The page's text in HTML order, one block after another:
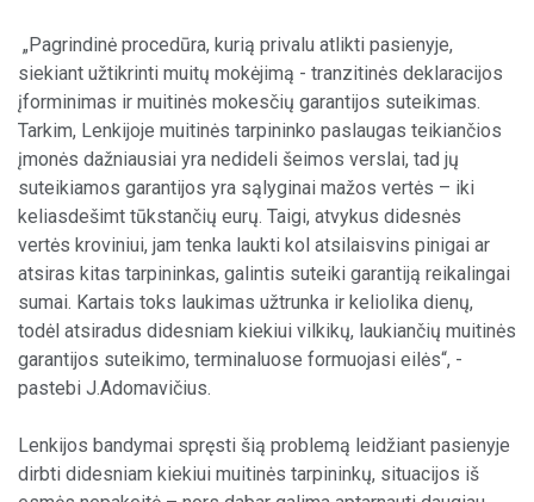
„Pagrindinė procedūra, kurią privalu atlikti pasienyje,
siekiant užtikrinti muitų mokėjimą - tranzitinės deklaracijos
įforminimas ir muitinės mokesčių garantijos suteikimas.
Tarkim, Lenkijoje muitinės tarpininko paslaugas teikiančios
įmonės dažniausiai yra nedideli šeimos verslai, tad jų
suteikiamos garantijos yra sąlyginai mažos vertės – iki
keliasdešimt tūkstančių eurų. Taigi, atvykus didesnės
vertės kroviniui, jam tenka laukti kol atsilaisvins pinigai ar
atsiras kitas tarpininkas, galintis suteiki garantiją reikalingai
sumai. Kartais toks laukimas užtrunka ir keliolika dienų,
todėl atsiradus didesniam kiekiui vilkikų, laukiančių muitinės
garantijos suteikimo, terminaluose formuojasi eilės“, -
pastebi J.Adomavičius.
Lenkijos bandymai spręsti šią problemą leidžiant pasienyje
dirbti didesniam kiekiui muitinės tarpininkų, situacijos iš